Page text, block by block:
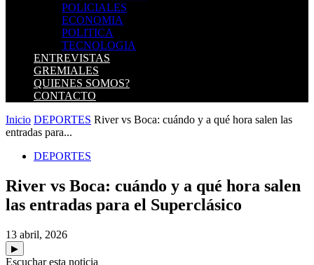
POLICIALES
ECONOMIA
POLITICA
TECNOLOGIA
ENTREVISTAS
GREMIALES
QUIENES SOMOS?
CONTACTO
Inicio DEPORTES River vs Boca: cuándo y a qué hora salen las
entradas para...
DEPORTES
River vs Boca: cuándo y a qué hora salen
las entradas para el Superclásico
13 abril, 2026
▶
Escuchar esta noticia